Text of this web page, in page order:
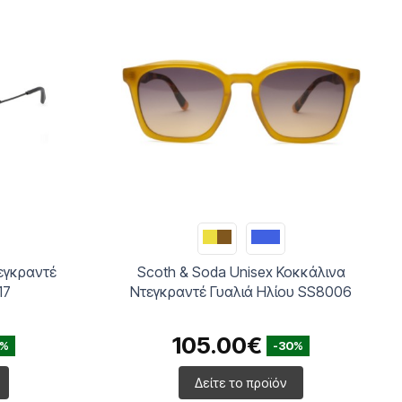
Scoth & Soda Unisex Κοκκάλινα
Ντεγκραντέ Γυαλιά Ηλίου SS8006
105.00€ -30%
Δείτε το προϊόν